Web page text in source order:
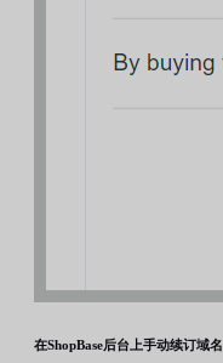
在ShopBase后台上手动续订域名